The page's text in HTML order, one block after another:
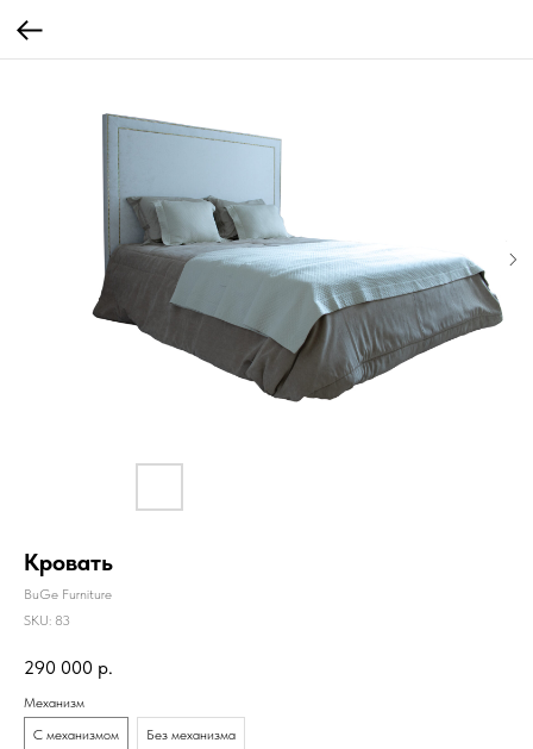
Кровать
BuGe Furniture
SKU: 83
290 000 р.
Механизм
С механизмом
Без механизма